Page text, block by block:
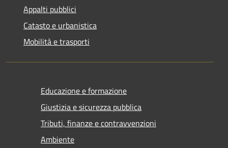
Appalti pubblici
Catasto e urbanistica
Mobilità e trasporti
Educazione e formazione
Giustizia e sicurezza pubblica
Tributi, finanze e contravvenzioni
Ambiente